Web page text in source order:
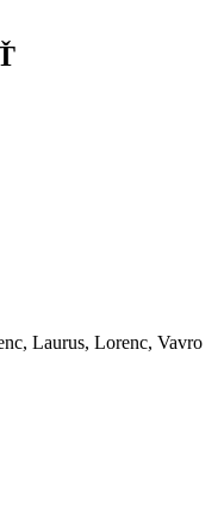
Laurus, Lorenc, Vavro